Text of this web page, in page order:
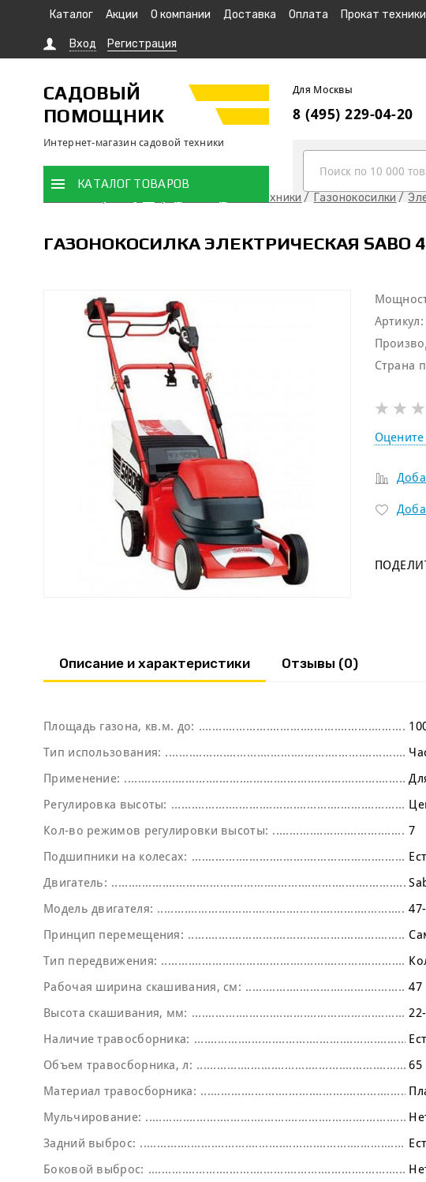
Каталог Акции О компании Доставка Оплата Прокат техники
Вход Регистрация
САДОВЫЙ
ПОМОЩНИК
Интернет-магазин садовой техники
Для Москвы
8 (495) 229-04-20
КАТАЛОГ ТОВАРОВ
Продажа садовой техники Газонокосилки
ГАЗОНОКОСИЛКА ЭЛЕКТРИЧЕСКАЯ SABO
Артикул:
Страна
Описание и характеристики Отзывы (0)
Площадь газона, кв.м. до:
Тип использования:
Применение:
Регулировка высоты:
Кол-во режимов регулировки высоты:
7
Подшипники на колесах:
Двигатель:
Модель двигателя:
Принцип перемещения:
Тип передвижения:
Рабочая ширина скашивания, см:
47
Высота скашивания, мм:
Наличие травосборника:
Объем травосборника, л:
65
Материал травосборника:
Мульчирование:
Задний выброс:
Боковой выброс: